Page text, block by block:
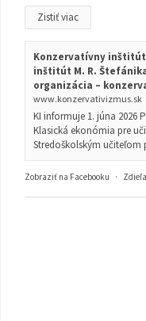
Zistiť viac
Konzervatívny inštitút
inštitút M. R.
organizácia –
www.konzervativizmus.sk
KI informuje 1. júna 2026
Klasická ekonómia pre
Stredoškolským učiteľom
Zobraziť na Facebooku ·